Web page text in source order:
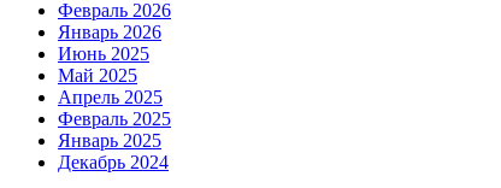
Февраль 2026
Январь 2026
Июнь 2025
Май 2025
Апрель 2025
Февраль 2025
Январь 2025
Декабрь 2024